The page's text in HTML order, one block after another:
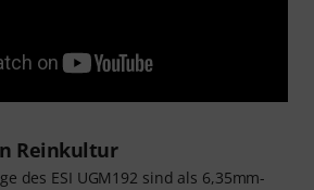
Reinkultur
des ESI UGM192 sind als 6,35mm-